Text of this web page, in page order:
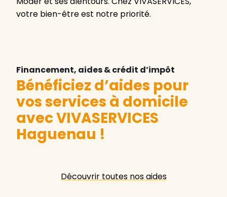
votre bien-être est notre priorité.
Financement, aides & crédit d’impôt
Bénéficiez d’aides pour
vos services à domicile
avec VIVASERVICES
Haguenau !
Découvrir toutes nos aides